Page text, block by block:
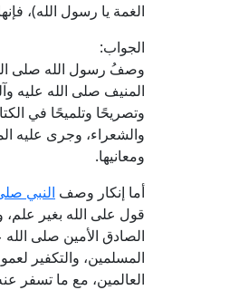
الغمة يا رسول الله)،
الجواب:
وصفُ رسول الله صلى
المنيف صلى الله عليه
وتصريحًا وتلميحًا في
والشعراء، وجرى عليه
ومعانيها.
أما إنكار وصف النبي
قول على الله بغير
الصادق الأمين صلى
المسلمين، والتكفير
العالمين، مع ما تسفر